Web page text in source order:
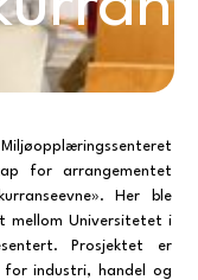
for arrangementet
Her ble
mellom Universitetet i
Prosjektet er
industri, handel og